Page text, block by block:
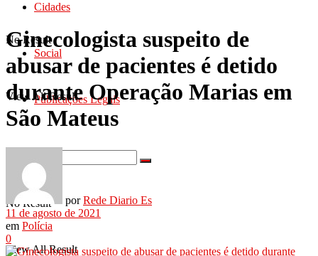
Cidades
Social
Publicações Legais
No Result
View All Result
No Result
View All Result
Ginecologista suspeito de
abusar de pacientes é detido
durante Operação Marias em
São Mateus
por Rede Diario Es
11 de agosto de 2021
em Polícia
0